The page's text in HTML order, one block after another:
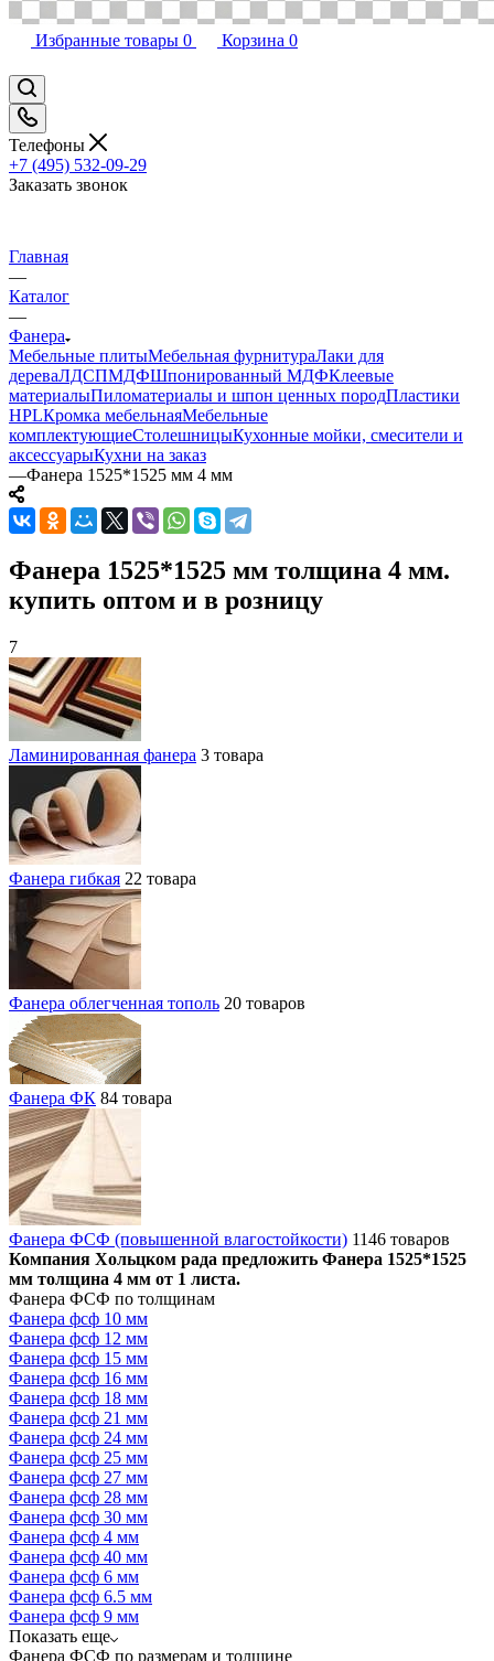
Избранные товары 0 Корзина 0
Телефоны
+7 (495) 532-09-29
Заказать звонок
Главная
—
Каталог
—
Фанера
Мебельные плитыМебельная фурнитураЛаки для
дереваЛДСПМДФШпонированный МДФКлеевые
материалыПиломатериалы и шпон ценных породПластики
HPLКромка мебельнаяМебельные
комплектующиеСтолешницыКухонные мойки, смесители и
аксессуарыКухни на заказ
—Фанера 1525*1525 мм 4 мм
Фанера 1525*1525 мм толщина 4 мм.
купить оптом и в розницу
7
Ламинированная фанера 3 товара
Фанера гибкая 22 товара
Фанера облегченная тополь 20 товаров
Фанера ФК 84 товара
Фанера ФСФ (повышенной влагостойкости) 1146 товаров
Компания Хольцком рада предложить Фанера 1525*1525
мм толщина 4 мм от 1 листа.
Фанера ФСФ по толщинам
Фанера фсф 10 мм
Фанера фсф 12 мм
Фанера фсф 15 мм
Фанера фсф 16 мм
Фанера фсф 18 мм
Фанера фсф 21 мм
Фанера фсф 24 мм
Фанера фсф 25 мм
Фанера фсф 27 мм
Фанера фсф 28 мм
Фанера фсф 30 мм
Фанера фсф 4 мм
Фанера фсф 40 мм
Фанера фсф 6 мм
Фанера фсф 6.5 мм
Фанера фсф 9 мм
Показать еще
Фанера ФСФ по размерам и толщине